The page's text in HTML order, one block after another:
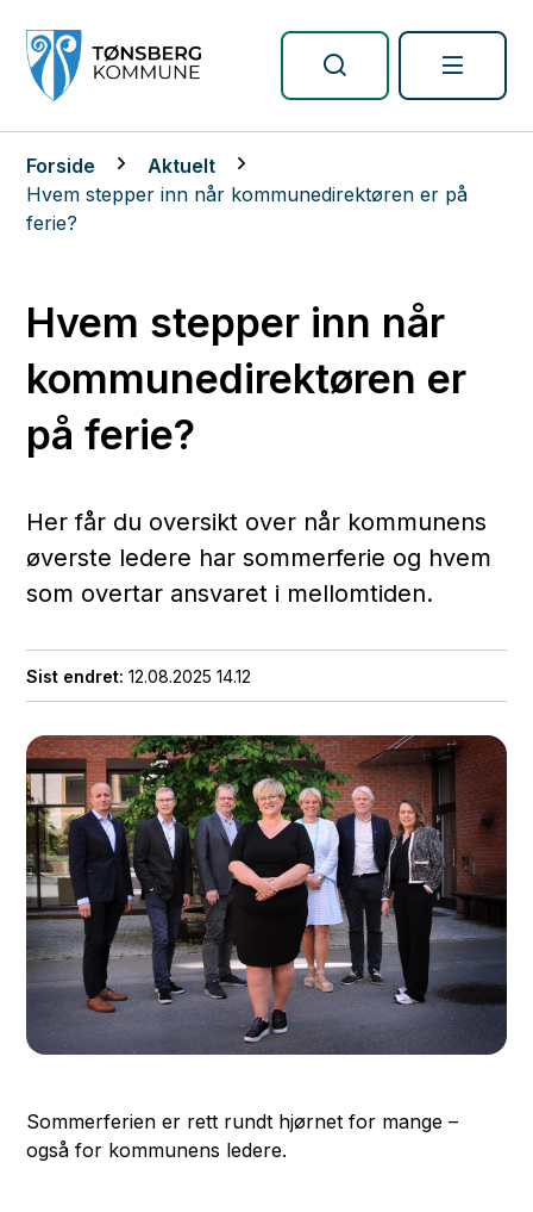
Du er her:
Forside
Aktuelt
Hvem stepper inn når kommunedirektøren er på
ferie?
Hvem stepper inn når
kommunedirektøren er
på ferie?
Her får du oversikt over når kommunens
øverste ledere har sommerferie og hvem
som overtar ansvaret i mellomtiden.
Sist endret 12.08.2025 14.12
Sommerferien er rett rundt hjørnet for mange –
også for kommunens ledere.